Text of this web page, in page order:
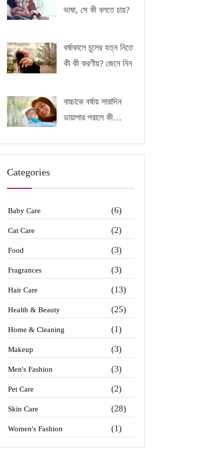
ভাষা, সে কী বলতে চায়?
বর্ষাকালে চুলের যত্ন নিতে
কী কী করণীয়? জেনে নিন
বাচ্চাকে বর্ষায় সারাদিন
ডায়াপার পরালে কী
Categories
Baby Care (6)
Cat Care (2)
Food (3)
Fragrances (3)
Hair Care (13)
Health & Beauty (25)
Home & Cleaning (1)
Makeup (3)
Men's Fashion (3)
Pet Care (2)
Skin Care (28)
Women's Fashion (1)